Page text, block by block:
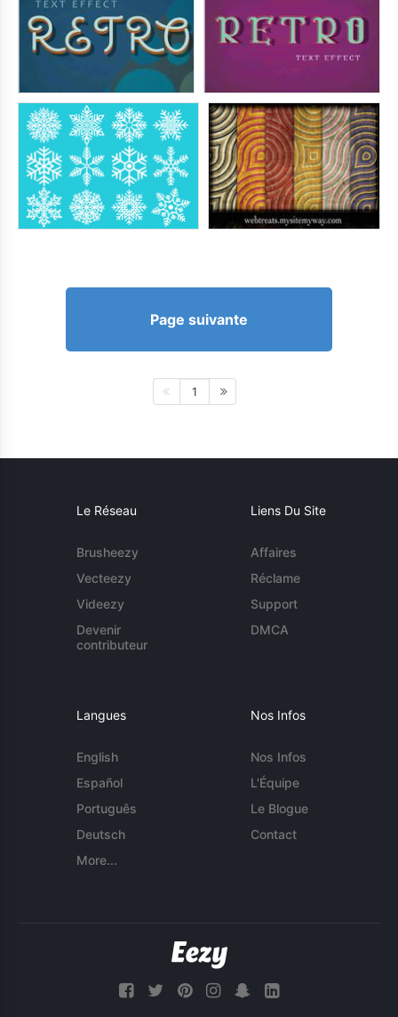
Page suivante
1
Le Réseau
Brusheezy
Vecteezy
Videezy
Devenir
contributeur
Liens Du Site
Affaires
Réclame
Support
DMCA
Langues
English
Español
Português
Deutsch
More...
Nos Infos
Nos Infos
L'Équipe
Le Blogue
Contact